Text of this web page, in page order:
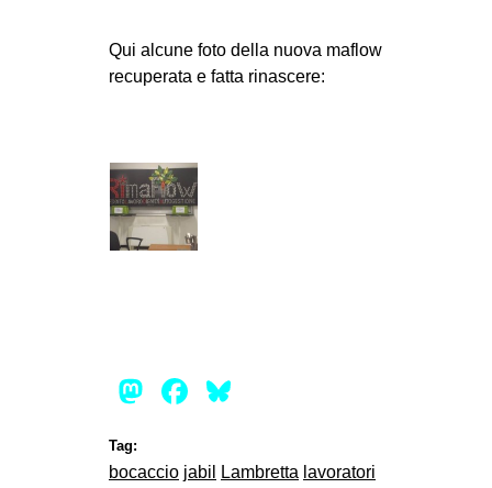
tw
Qui alcune foto della nuova maflow
recuperata e fatta rinascere:
Mastodon
Facebook
Tag:
bocaccio jabil Lambretta lavoratori